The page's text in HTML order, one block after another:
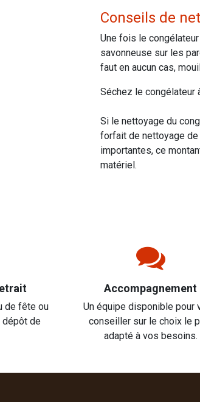
Conseils de
Une fois le
savonneuse sur les
faut en aucun cas,
Séchez le congélateur
Si le nettoyage du
forfait de nettoyage
importantes, ce
matériel.
de fête ou
dépôt de
Accompagnement
Un équipe disponible pour
conseiller sur le choix le
adapté à vos besoins.